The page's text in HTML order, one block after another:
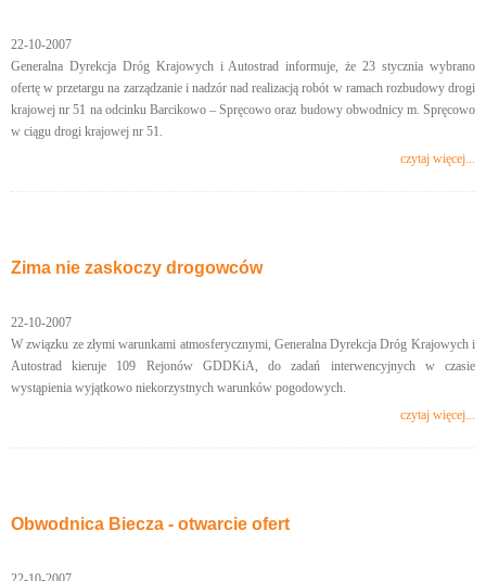
22-10-2007
Generalna Dyrekcja Dróg Krajowych i Autostrad informuje, że 23 stycznia wybrano
ofertę w przetargu na zarządzanie i nadzór nad realizacją robót w ramach rozbudowy drogi
krajowej nr 51 na odcinku Barcikowo – Spręcowo oraz budowy obwodnicy m. Spręcowo
w ciągu drogi krajowej nr 51.
czytaj więcej...
Zima nie zaskoczy drogowców
22-10-2007
W związku ze złymi warunkami atmosferycznymi, Generalna Dyrekcja Dróg Krajowych i
Autostrad kieruje 109 Rejonów GDDKiA, do zadań interwencyjnych w czasie
wystąpienia wyjątkowo niekorzystnych warunków pogodowych.
czytaj więcej...
Obwodnica Biecza - otwarcie ofert